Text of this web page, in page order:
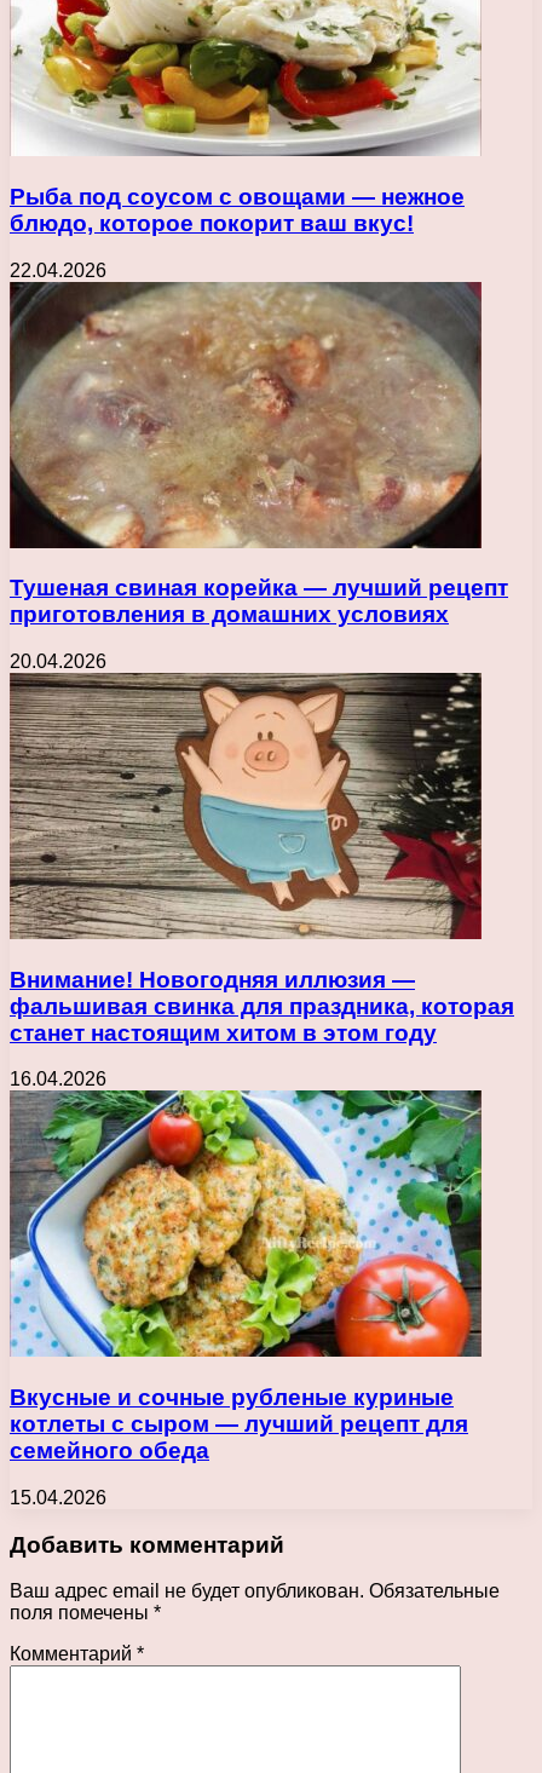
Рыба под соусом с овощами — нежное
блюдо, которое покорит ваш вкус!
22.04.2026
Тушеная свиная корейка — лучший рецепт
приготовления в домашних условиях
20.04.2026
Внимание! Новогодняя иллюзия —
фальшивая свинка для праздника, которая
станет настоящим хитом в этом году
16.04.2026
Вкусные и сочные рубленые куриные
котлеты с сыром — лучший рецепт для
семейного обеда
15.04.2026
Добавить комментарий
Ваш адрес email не будет опубликован. Обязательные
поля помечены *
Комментарий *